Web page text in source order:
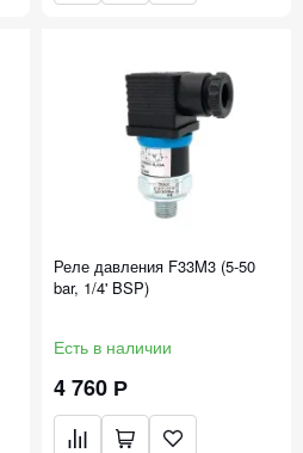
Реле давления F33M3 (5-50
bar, 1/4' BSP)
Есть в наличии
4 760 Р